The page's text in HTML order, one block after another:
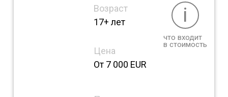
Возраст
17+ лет
i
что входит
в стоимость
Цена
От 7 000 EUR